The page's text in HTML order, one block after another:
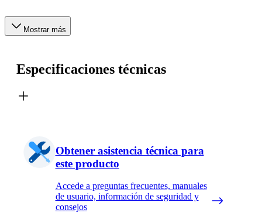
Mostrar más
Especificaciones técnicas
Obtener asistencia técnica para
este producto
Accede a preguntas frecuentes, manuales
de usuario, información de seguridad y
consejos